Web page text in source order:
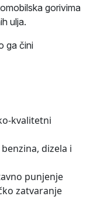
gorivima
ulja.
ga čini
kvalitetni
dizela i
punjenje
zatvaranje